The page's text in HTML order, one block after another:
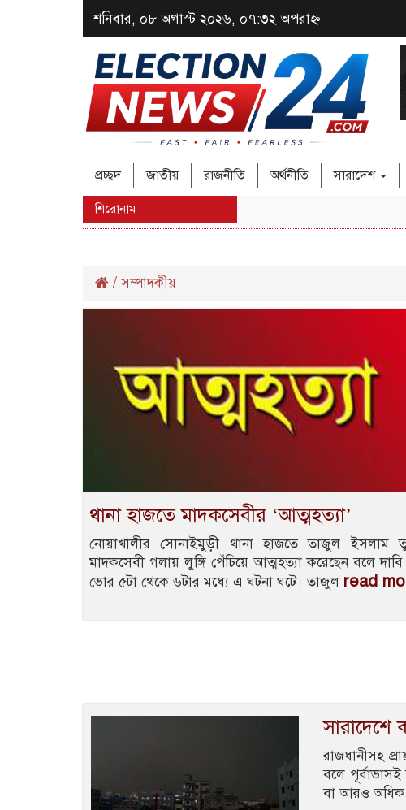
শনিবার, ০৮ অগাস্ট ২০২৬, ০৭:৩২ অপরাহ্ন
প্রচ্ছদ জাতীয় রাজনীতি অর্থনীতি সারাদেশ
শিরোনাম
/সম্পাদকীয়
থানা হাজতে মাদকসেবীর ‘আত্মহত্যা’
নোয়াখালীর সোনাইমুড়ী থানা হাজতে তাজুল
মাদকসেবী গলায় লুঙ্গি পেঁচিয়ে আত্মহত্যা করেছেন বলে
ভোর ৫টা থেকে ৬টার মধ্যে এ ঘটনা ঘটে। তাজুল read
সারাদেশে
রাজধানীসহ
বলে
বা আরও অধিক